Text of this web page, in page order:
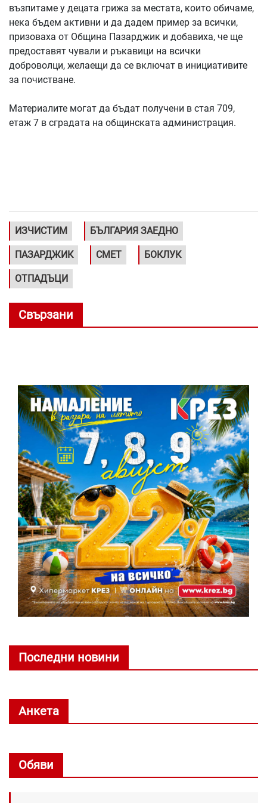
възпитаме у децата грижа за местата, които обичаме,
нека бъдем активни и да дадем пример за всички,
призоваха от Община Пазарджик и добавиха, че ще
предоставят чували и ръкавици на всички
доброволци, желаещи да се включат в инициативите
за почистване.
Материалите могат да бъдат получени в стая 709,
етаж 7 в сградата на общинската администрация.
ИЗЧИСТИМ БЪЛГАРИЯ ЗАЕДНО
ПАЗАРДЖИК СМЕТ БОКЛУК
ОТПАДЪЦИ
Свързани
Последни новини
Анкета
Обяви